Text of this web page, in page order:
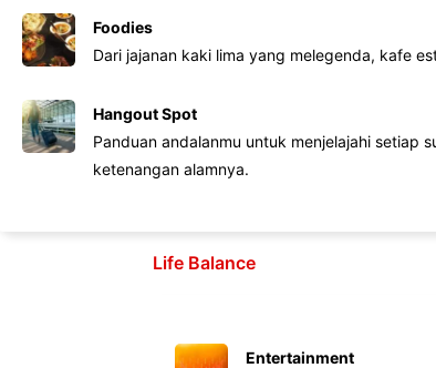
Foodies
Dari jajanan kaki lima yang melegenda, kafe
Hangout Spot
Panduan andalanmu untuk menjelajahi setiap
ketenangan alamnya.
Life Balance
Entertainment